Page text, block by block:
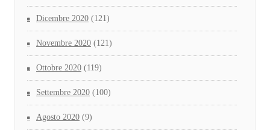
Dicembre 2020 (121)
Novembre 2020 (121)
Ottobre 2020 (119)
Settembre 2020 (100)
Agosto 2020 (9)